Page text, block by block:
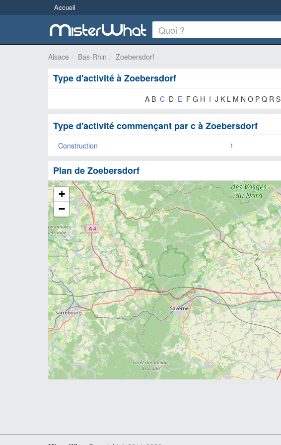
Accueil
Alsace Bas-Rhin Zoebersdorf
Type d'activité à Zoebersdorf
A B C D E F G H I J K L M N O P Q R S
Type d'activité commençant par c à Zoebersdorf
Construction 1
Plan de Zoebersdorf
+
−